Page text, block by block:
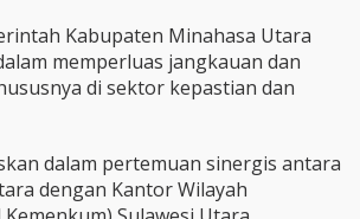
Kabupaten Minahasa Utara
memperluas jangkauan dan
di sektor kepastian dan
dalam pertemuan sinergis antara
dengan Kantor Wilayah